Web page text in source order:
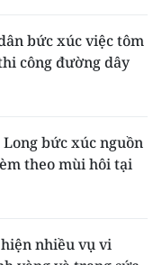
bức xúc việc tôm
công đường dây
bức xúc nguồn
theo mùi hôi tại
nhiều vụ vi